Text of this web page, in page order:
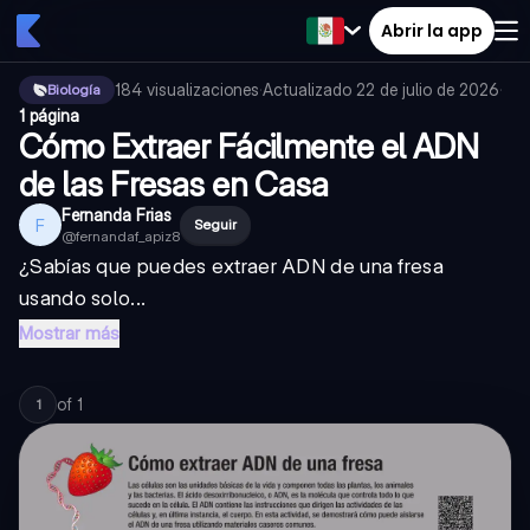
Abrir la app
Biología 184 visualizaciones·Actualizado 22 de julio de 2026·
1 página
Cómo Extraer Fácilmente el ADN
de las Fresas en Casa
F Fernanda Frias
@fernandaf_apiz8
Seguir
¿Sabías que puedes extraer ADN de una fresa
usando solo...
Mostrar más
1 of 1